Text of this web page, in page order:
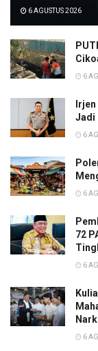
6 AGUSTUS 2026
6
Irjen
Jadi
6
6
72
6
6